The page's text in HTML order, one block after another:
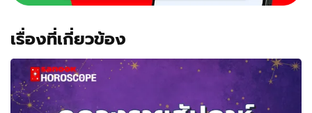
เรื่องที่เกี่ยวข้อง